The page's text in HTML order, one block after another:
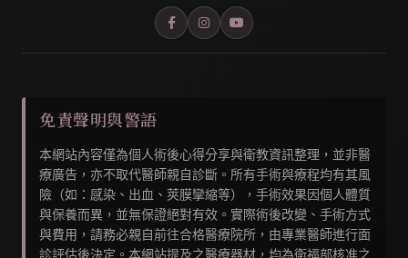
免責聲明與警語
本網站內容僅為個人術後心得分享與衛教資訊整理，並非醫
療廣告，亦不取代醫師親自診斷。所有手術與療程均有其風
險（如：感染、出血、莢膜攣縮等），手術效果因個人體質
與保養而異，並無保證絕對有效。實際術後改變、手術方式
與費用，請務必親自前往合格醫療院所，由專業醫師進行面
診評估後決定。本網站提及之醫療器材，均為衛福部核准之